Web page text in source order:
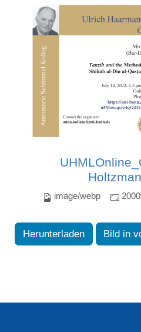
image/webp
Herunterladen Bild in